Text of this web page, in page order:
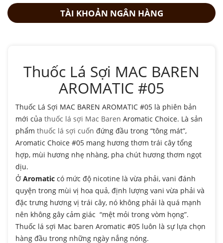
TÀI KHOẢN NGÂN HÀNG
Thuốc Lá Sợi MAC BAREN
AROMATIC #05
Thuốc Lá Sợi MAC BAREN AROMATIC #05 là phiên bản
mới của thuốc lá sợi Mac Baren Aromatic Choice. Là sản
phẩm thuốc lá sợi cuốn đứng đầu trong “tông mát”,
Aromatic Choice #05 mang hương thơm trái cây tổng
hợp, mùi hương nhẹ nhàng, pha chút hương thơm ngọt
dịu.
Ở Aromatic có mức độ nicotine là vừa phải, vani đánh
quyện trong mùi vị hoa quả, định lượng vani vừa phải và
đặc trưng hương vị trái cây, nó không phải là quá mạnh
nên không gây cảm giác “mệt mỏi trong vòm họng”.
Thuốc lá sợi Mac baren Aromatic #05 luôn là sự lựa chọn
hàng đầu trong những ngày nắng nóng.